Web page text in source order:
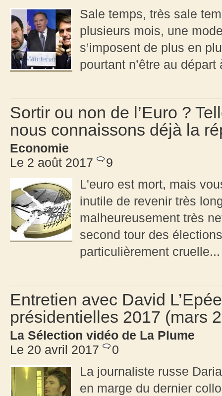
Sale temps, très sale
plusieurs mois, une
s’imposent de plus en
pourtant n’être au
Sortir ou non de l’Euro ?
nous connaissons déjà la
Economie
Le 2 août 2017
9
L'euro est mort, mais
inutile de revenir très
malheureusement très
second tour des
particulièrement cruelle...
Entretien avec David
présidentielles 2017 (mars
La Sélection vidéo de La Plume
Le 20 avril 2017
0
La journaliste russe
en marge du dernier